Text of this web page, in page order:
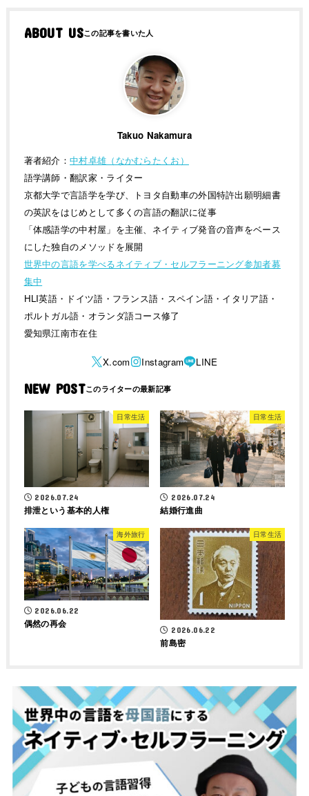
ABOUT US
Takuo Nakamura
著者紹介：中村卓雄（なかむらたくお）
語学講師・翻訳家・ライター
京都大学で言語学を学び、トヨタ自動車の外国特許出願明細書
の英訳をはじめとして多くの言語の翻訳に従事
「体感語学の中村屋」を主催、ネイティブ発音の音声をベース
にした独自のメソッドを展開
世界中の言語を学べるネイティブ・セルフラーニング参加者募
集中
HLI英語・ドイツ語・フランス語・スペイン語・イタリア語・
ポルトガル語・オランダ語コース修了
愛知県江南市在住
NEW POST
日常生活
2026.07.24
排泄という基本的人権
日常生活
2026.07.24
結婚行進曲
海外旅行
2026.06.22
偶然の再会
日常生活
2026.06.22
前島密